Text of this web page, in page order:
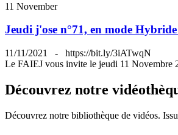
11 November
Jeudi j'ose n°71, en mode
11/11/2021 -
https://bit.ly/3iATwqN
Le FAIEJ vous invite le jeudi 11 Novembre
Découvrez notre
Découvrez notre bibliothèque de vidéos.